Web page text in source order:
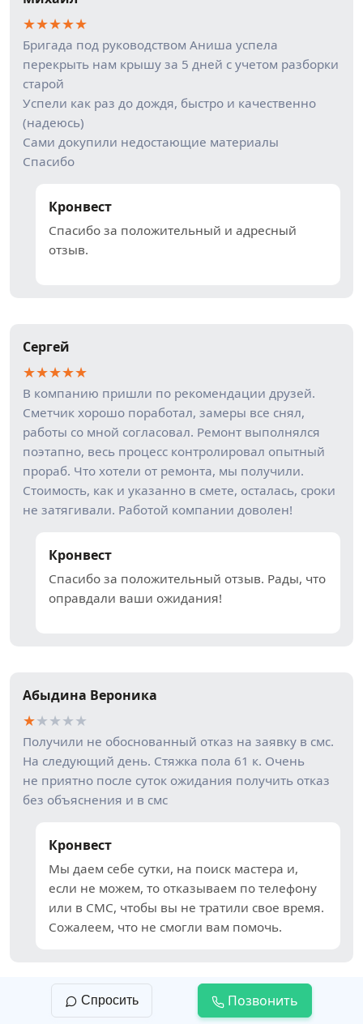
★★★★★
Бригада под руководством Аниша успела
перекрыть нам крышу за 5 дней с учетом разборки
старой
Успели как раз до дождя, быстро и качественно
(надеюсь)
Сами докупили недостающие материалы
Спасибо
Кронвест
Спасибо за положительный и адресный
отзыв.
Сергей
★★★★★
В компанию пришли по рекомендации друзей.
Сметчик хорошо поработал, замеры все снял,
работы со мной согласовал. Ремонт выполнялся
поэтапно, весь процесс контролировал опытный
прораб. Что хотели от ремонта, мы получили.
Стоимость, как и указанно в смете, осталась, сроки
не затягивали. Работой компании доволен!
Кронвест
Спасибо за положительный отзыв. Рады, что
оправдали ваши ожидания!
Абыдина Вероника
★★★★★
Получили не обоснованный отказ на заявку в смс.
На следующий день. Стяжка пола 61 к. Очень
не приятно после суток ожидания получить отказ
без объяснения и в смс
Кронвест
Мы даем себе сутки, на поиск мастера и,
если не можем, то отказываем по телефону
или в СМС, чтобы вы не тратили свое время.
Сожалеем, что не смогли вам помочь.
Наталия
Спросить Позвонить